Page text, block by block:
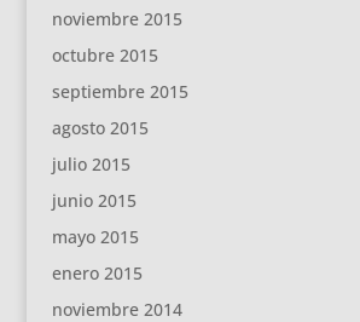
noviembre 2015
octubre 2015
septiembre 2015
agosto 2015
julio 2015
junio 2015
mayo 2015
enero 2015
noviembre 2014